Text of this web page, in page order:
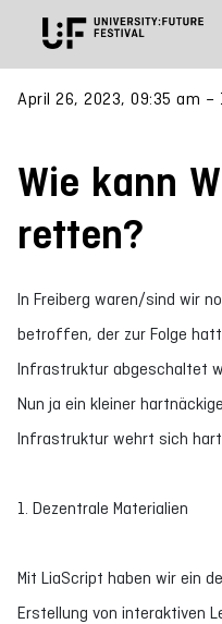
April 26, 2023, 09:35 am –
Wie kann
retten?
In Freiberg waren/sind wir
betroffen, der zur Folge
Infrastruktur abgeschaltet
Nun ja ein kleiner
Infrastruktur wehrt sich
1. Dezentrale Materialien
Mit LiaScript haben wir ein
Erstellung von interaktiven